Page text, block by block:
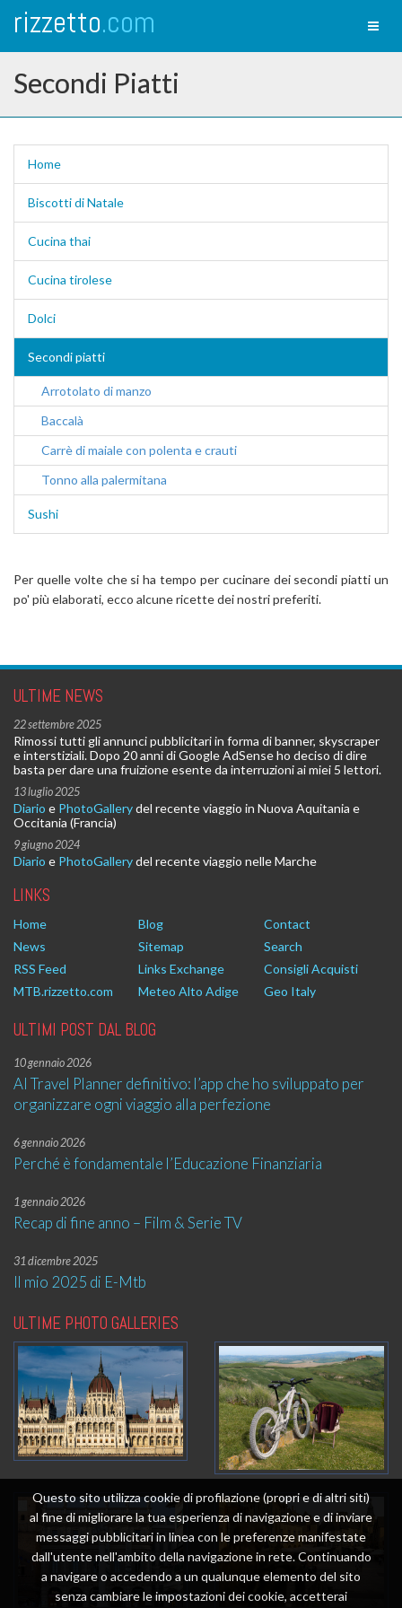
rizzetto.com
Secondi Piatti
Home
Biscotti di Natale
Cucina thai
Cucina tirolese
Dolci
Secondi piatti
Arrotolato di manzo
Baccalà
Carrè di maiale con polenta e crauti
Tonno alla palermitana
Sushi
Per quelle volte che si ha tempo per cucinare dei secondi piatti un
po' più elaborati, ecco alcune ricette dei nostri preferiti.
ULTIME NEWS
22 settembre 2025
Rimossi tutti gli annunci pubblicitari in forma di banner, skyscraper
e interstiziali. Dopo 20 anni di Google AdSense ho deciso di dire
basta per dare una fruizione esente da interruzioni ai miei 5 lettori.
13 luglio 2025
Diario e PhotoGallerydel recente viaggio in Nuova Aquitania e
Occitania (Francia)
9 giugno 2024
Diario e PhotoGallerydel recente viaggio nelle Marche
LINKS
Home Blog
Contact
News
Sitemap
Search
RSS Feed
Links Exchange
Consigli Acquisti
MTB.rizzetto.com
Meteo Alto Adige Geo Italy
ULTIMI POST DAL BLOG
10 gennaio 2026
AI Travel Planner definitivo: l’app che ho sviluppato per
organizzare ogni viaggio alla perfezione
6 gennaio 2026
Perché è fondamentale l’Educazione Finanziaria
1 gennaio 2026
Recap di fine anno – Film & Serie TV
31 dicembre 2025
Il mio 2025 di E-Mtb
ULTIME PHOTO GALLERIES
Questo sito utilizza cookie di profilazione (propri e di altri siti)
al fine di migliorare la tua esperienza di navigazione e di inviare
messaggi pubblicitari in linea con le preferenze manifestate
dall'utente nell'ambito della navigazione in rete. Continuando
a navigare o accedendo a un qualunque elemento del sito
senza cambiare le impostazioni dei cookie, accetterai